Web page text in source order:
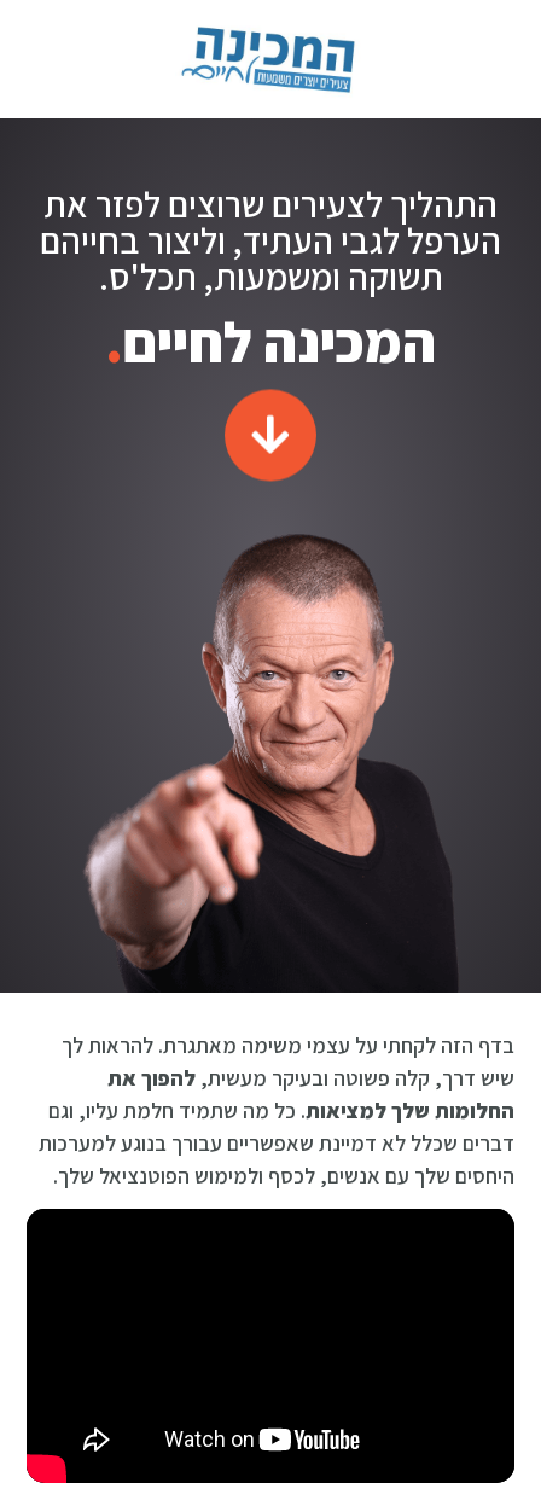
התהליך לצעירים שרוצים לפזר את
הערפל לגבי העתיד, וליצור בחייהם
תשוקה ומשמעות, תכל'ס.
המכינה לחיים.
בדף הזה לקחתי על עצמי משימה מאתגרת. להראות לך
שיש דרך, קלה פשוטה ובעיקר מעשית, להפוך את
החלומות שלך למציאות. כל מה שתמיד חלמת עליו, וגם
דברים שכלל לא דמיינת שאפשריים עבורך בנוגע למערכות
היחסים שלך עם אנשים, לכסף ולמימוש הפוטנציאל שלך.